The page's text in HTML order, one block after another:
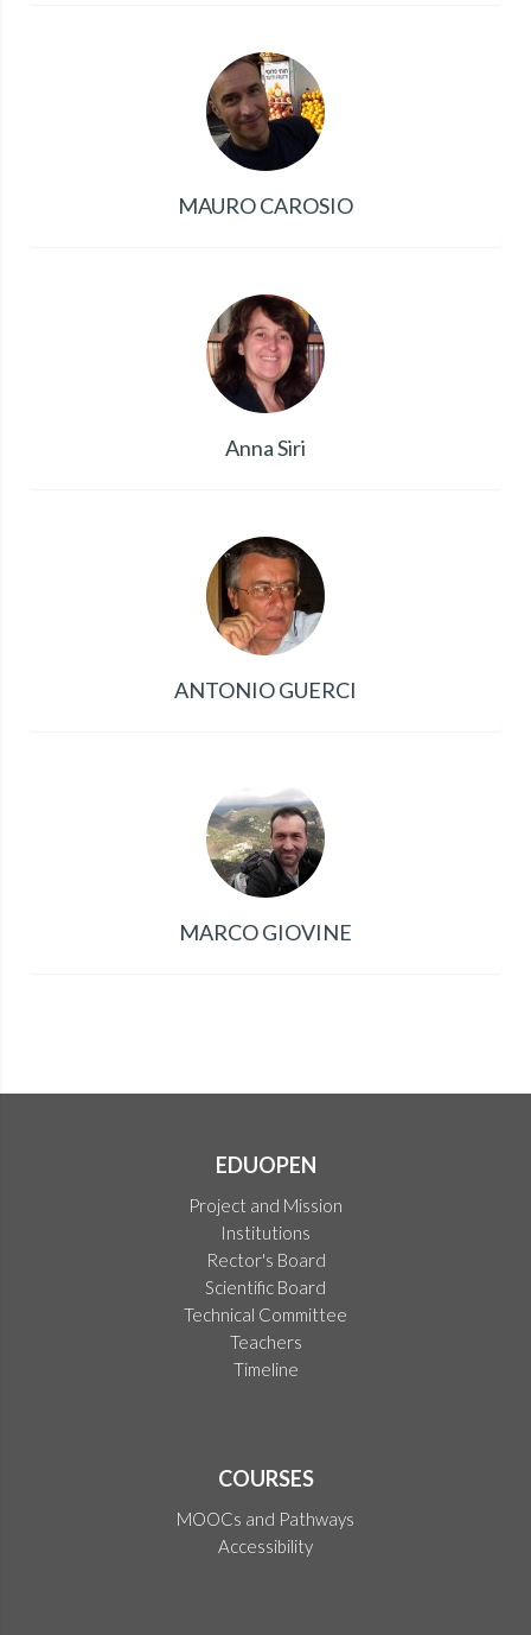
MAURO CAROSIO
Anna Siri
ANTONIO GUERCI
MARCO GIOVINE
EDUOPEN
Project and Mission
Institutions
Rector's Board
Scientific Board
Technical Committee
Teachers
Timeline
COURSES
MOOCs and Pathways
Accessibility